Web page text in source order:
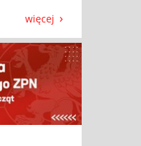
więcej